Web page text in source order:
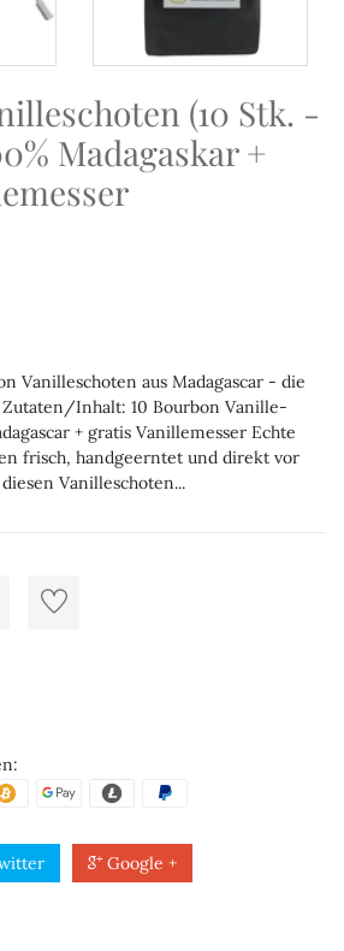
(10 Stk. -
Madagaskar +
Vanilleschoten aus Madagascar - die
Inhalt: 10 Bourbon Vanille-
+ gratis Vanillemesser Echte
frisch, handgeerntet und direkt vor
Vanilleschoten...
Google +